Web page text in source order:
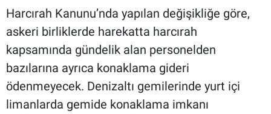
Harcırah Kanunu’nda yapılan değişikliğe göre,
askeri birliklerde harekatta harcırah
kapsamında gündelik alan personelden
bazılarına ayrıca konaklama gideri
ödenmeyecek. Denizaltı gemilerinde yurt içi
limanlarda gemide konaklama imkanı